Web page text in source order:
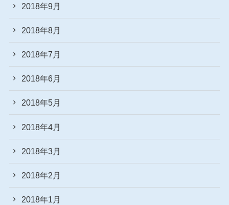
2018年9月
2018年8月
2018年7月
2018年6月
2018年5月
2018年4月
2018年3月
2018年2月
2018年1月